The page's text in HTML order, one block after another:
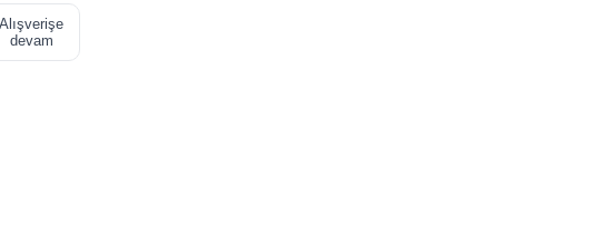
Alışverişe
devam